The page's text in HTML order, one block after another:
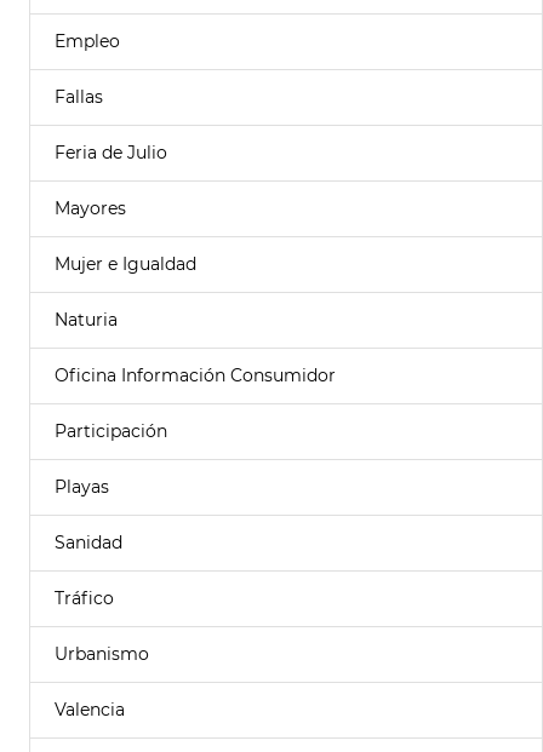
Empleo
Fallas
Feria de Julio
Mayores
Mujer e Igualdad
Naturia
Oficina Información Consumidor
Participación
Playas
Sanidad
Tráfico
Urbanismo
Valencia